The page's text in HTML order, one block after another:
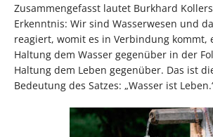
Zusammengefasst lautet Burkhard
Erkenntnis: Wir sind Wasserwesen und
reagiert, womit es in Verbindung kommt,
Haltung dem Wasser gegenüber in der
Haltung dem Leben gegenüber. Das ist
Bedeutung des Satzes: „Wasser ist